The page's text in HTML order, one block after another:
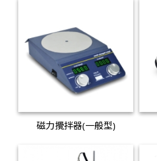
磁力攪拌器(一般型)